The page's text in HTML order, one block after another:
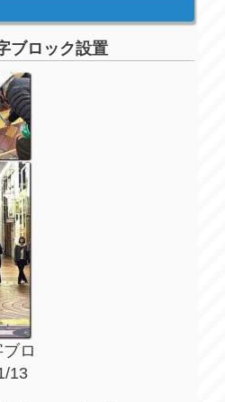
ブロック設置
ロ
13